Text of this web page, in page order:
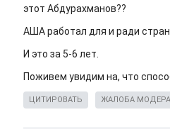
этот Абдурахманов??
АША работал для и ради
И это за 5-6 лет.
Поживем увидим на, что
ЦИТИРОВАТЬ ЖАЛОБА